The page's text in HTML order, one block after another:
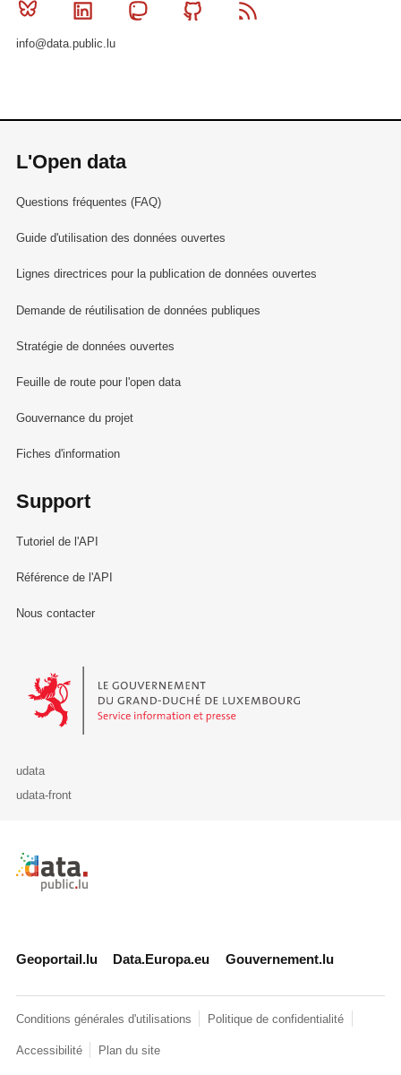
Bluesky Linkedin MastodonGithub
info@data.public.lu
L'Open data
Questions fréquentes (FAQ)
Guide d'utilisation des données ouvertes
Lignes directrices pour la publication de données ouvertes
Demande de réutilisation de données publiques
Stratégie de données ouvertes
Feuille de route pour l'open data
Gouvernance du projet
Fiches d'information
Support
Tutoriel de l'API
Référence de l'API
Nous contacter
Le Gouvernement du Grand-Duché de Luxembourg - Service
udata
udata-front
Retour à l'accueil de data.public.lu
Geoportail.lu Data.Europa.eu Gouvernement.lu
Conditions générales d'utilisations Politique de confidentialité
Accessibilité Plan du site